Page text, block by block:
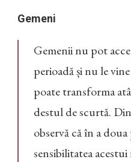
Gemeni
Gemenii nu pot
perioadă și nu le
poate transforma
destul de scurtă.
observă că în a
sensibilitatea